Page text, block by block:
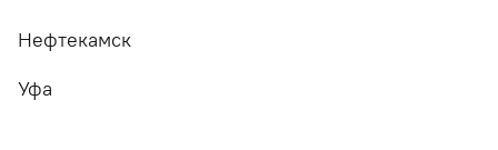
Нефтекамск
Уфа